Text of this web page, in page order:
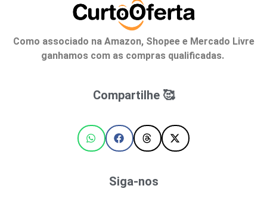
Como associado na Amazon, Shopee e Mercado Livre
ganhamos com as compras qualificadas.
Compartilhe 🥰
Siga-nos